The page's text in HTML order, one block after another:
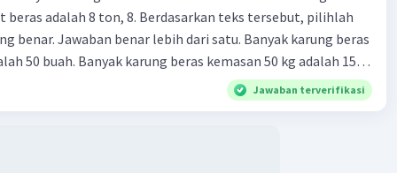
·0.0(0) Balas
adalah 8 ton, 8. Berdasarkan teks tersebut, pilihlah
benar. Jawaban benar lebih dari satu. Banyak karung beras
50 buah. Banyak karung beras kemasan 50 kg adalah 150
dalam kemasan 25 kg adalah 2 ton. Perbandingan berat
kg dan 50 kg dalam truk adalah 1: 3. 9. Berdasarkan teks
Jawaban terverifikasi